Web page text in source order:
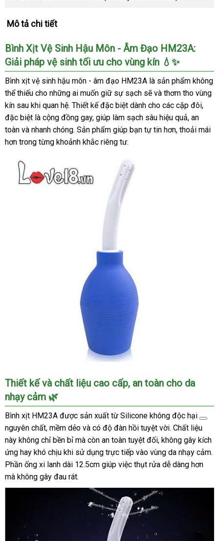
Mô tả chi tiết
Bình Xịt Vệ Sinh Hậu Môn - Âm Đạo HM23A:
Giải pháp vệ sinh tối ưu cho vùng kín 💧✨
Bình xịt vệ sinh hậu môn - âm đạo HM23A là sản phẩm không
thể thiếu cho những ai muốn giữ sự sạch sẽ và thơm tho vùng
kín sau khi quan hệ. Thiết kế đặc biệt dành cho các cặp đôi,
đặc biệt là cộng đồng gay, giúp làm sạch sâu hiệu quả, an
toàn và nhanh chóng. Sản phẩm giúp bạn tự tin hơn, thoải mái
hơn trong từng khoảnh khắc riêng tư.
Bình
Xịt
Vệ
Sinh
Hậu
Môn
Âm
Đạo
Tiện
Lợi
Thiết kế và chất liệu cao cấp, an toàn cho da
nhạy cảm 🌿
Bình xịt HM23A được sản xuất từ Silicone không độc hại
nguyên chất, mềm dẻo và có độ đàn hồi tuyệt vời. Chất liệu
này không chỉ bền bỉ mà còn an toàn tuyệt đối, không gây kích
ứng hay khó chịu khi sử dụng trực tiếp vào vùng da nhạy cảm.
Phần ống xi lanh dài 12.5cm giúp việc thụt rửa dễ dàng hơn
mà không gây đau rát.